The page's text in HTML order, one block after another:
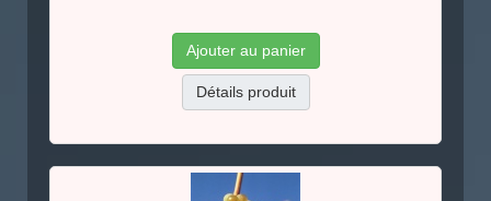
Ajouter au panier
Détails produit